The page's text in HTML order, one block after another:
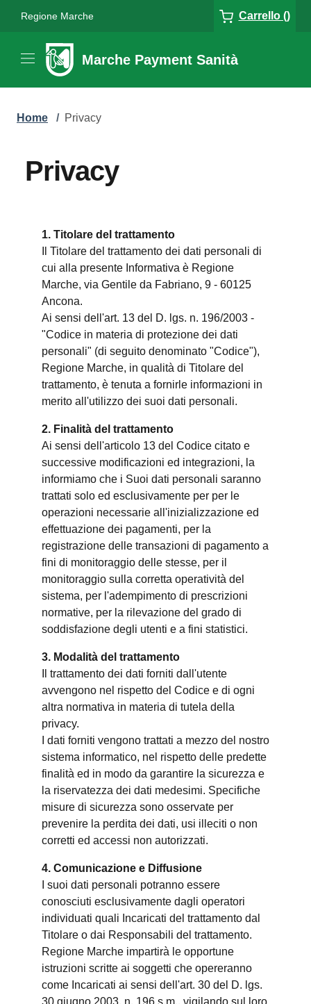
Regione Marche Carrello ()
Marche Payment Sanità
Home / Privacy
Privacy
1. Titolare del trattamento
Il Titolare del trattamento dei dati personali di
cui alla presente Informativa è Regione
Marche, via Gentile da Fabriano, 9 - 60125
Ancona.
Ai sensi dell'art. 13 del D. lgs. n. 196/2003 -
"Codice in materia di protezione dei dati
personali" (di seguito denominato "Codice"),
Regione Marche, in qualità di Titolare del
trattamento, è tenuta a fornirle informazioni in
merito all'utilizzo dei suoi dati personali.
2. Finalità del trattamento
Ai sensi dell'articolo 13 del Codice citato e
successive modificazioni ed integrazioni, la
informiamo che i Suoi dati personali saranno
trattati solo ed esclusivamente per per le
operazioni necessarie all'inizializzazione ed
effettuazione dei pagamenti, per la
registrazione delle transazioni di pagamento a
fini di monitoraggio delle stesse, per il
monitoraggio sulla corretta operatività del
sistema, per l'adempimento di prescrizioni
normative, per la rilevazione del grado di
soddisfazione degli utenti e a fini statistici.
3. Modalità del trattamento
Il trattamento dei dati forniti dall'utente
avvengono nel rispetto del Codice e di ogni
altra normativa in materia di tutela della
privacy.
I dati forniti vengono trattati a mezzo del nostro
sistema informatico, nel rispetto delle predette
finalità ed in modo da garantire la sicurezza e
la riservatezza dei dati medesimi. Specifiche
misure di sicurezza sono osservate per
prevenire la perdita dei dati, usi illeciti o non
corretti ed accessi non autorizzati.
4. Comunicazione e Diffusione
I suoi dati personali potranno essere
conosciuti esclusivamente dagli operatori
individuati quali Incaricati del trattamento dal
Titolare o dai Responsabili del trattamento.
Regione Marche impartirà le opportune
istruzioni scritte ai soggetti che opereranno
come Incaricati ai sensi dell'art. 30 del D. lgs.
30 giugno 2003, n. 196 s.m., vigilando sul loro